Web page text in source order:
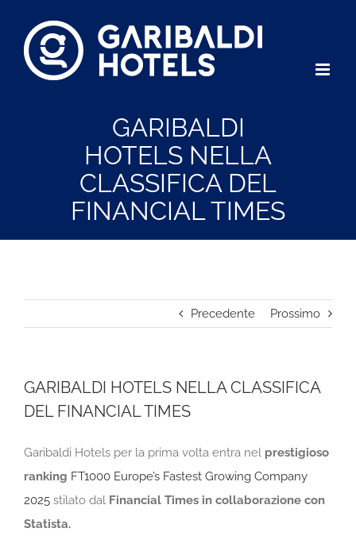
contenuto
GARIBALDI
HOTELS NELLA
CLASSIFICA DEL
FINANCIAL TIMES
Precedente Prossimo
GARIBALDI HOTELS NELLA CLASSIFICA
DEL FINANCIAL TIMES
Garibaldi Hotels per la prima volta entra nel prestigioso
ranking FT1000 Europe’s Fastest Growing Company
2025 stilato dal Financial Times in collaborazione con
Statista.